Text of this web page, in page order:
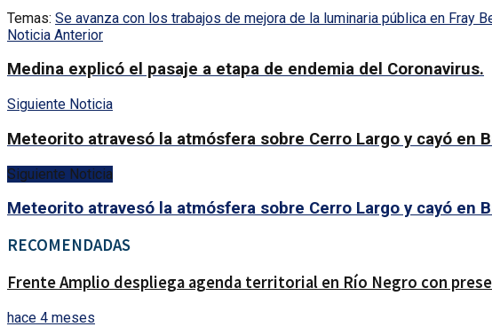
Temas: Se avanza con los trabajos de mejora de la luminaria pública en Fray
Noticia Anterior
Medina explicó el pasaje a etapa de endemia del Coronavirus.
Siguiente Noticia
Meteorito atravesó la atmósfera sobre Cerro Largo y cayó en
Siguiente Noticia
Meteorito atravesó la atmósfera sobre Cerro Largo y cayó en
RECOMENDADAS
Frente Amplio despliega agenda territorial en Río Negro con
hace 4 meses